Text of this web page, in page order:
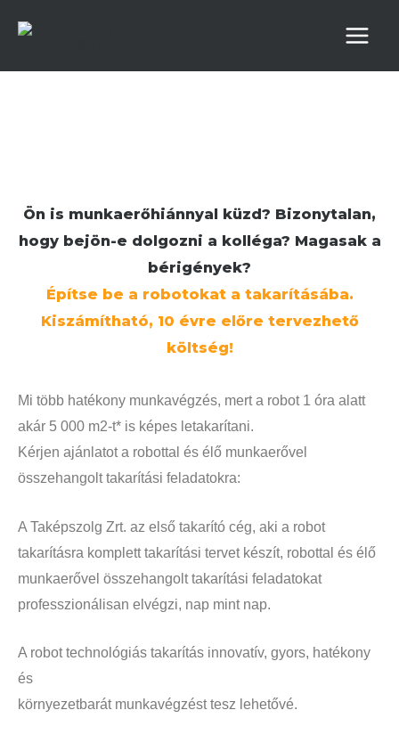
Ön is munkaerőhiánnyal küzd? Bizonytalan,
hogy bejön-e dolgozni a kolléga? Magasak a
bérigények?
Építse be a robotokat a takarításába.
Kiszámítható, 10 évre előre tervezhető
költség!
Mi több hatékony munkavégzés, mert a robot 1 óra alatt
akár 5 000 m2-t* is képes letakarítani.
Kérjen ajánlatot a robottal és élő munkaerővel
összehangolt takarítási feladatokra:
A Taképszolg Zrt. az első takarító cég, aki a robot
takarításra kompletttakarítási tervet készít, robottal és élő
munkaerővel összehangolt takarítási feladatokat
professzionálisan elvégzi, nap mint nap.
A robot technológiás takarítás innovatív, gyors, hatékony
és
környezetbarát munkavégzést tesz lehetővé.